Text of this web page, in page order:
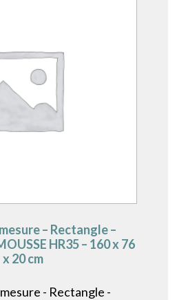
– Rectangle –
HR35 – 160 x 76
x 20 cm
- Rectangle -